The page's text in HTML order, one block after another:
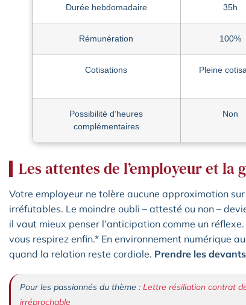
Durée hebdomadaire 35h
Rémunération 100%
Cotisations Pleine
Possibilité d’heures
complémentaires
Non
Les attentes de l’employeur et la
Votre employeur ne tolère aucune approximation
irréfutables. Le moindre oubli – attesté ou non –
il vaut mieux penser l’anticipation comme un
vous respirez enfin.* En environnement numérique
quand la relation reste cordiale. Prendre les
Pour les passionnés du thème : Lettre résiliation contrat
irréprochable